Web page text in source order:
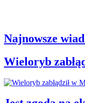
Najnowsze
Wieloryb